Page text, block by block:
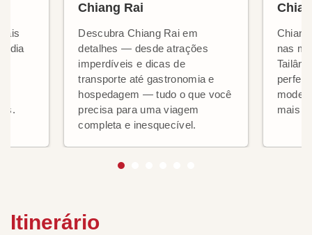
Chiang Rai
Descubra Chiang Rai em
detalhes — desde atrações
imperdíveis e dicas de
transporte até gastronomia e
hospedagem — tudo o que você
precisa para uma viagem
completa e inesquecível.
nas
mais
Itinerário